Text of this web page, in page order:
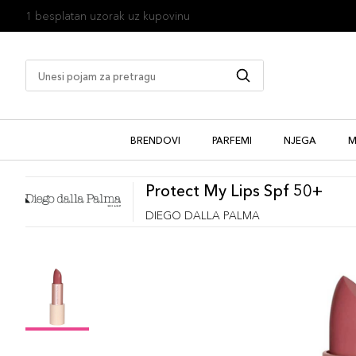
1 besplatan uzorak uz kupovinu
BRENDOVI PARFEMI NJEGA
Protect My Lips Spf 50+
DIEGO DALLA PALMA